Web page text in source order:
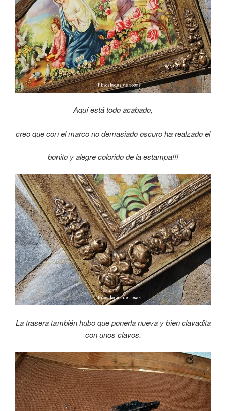
Aquí está todo acabado,
creo que con el marco no demasiado oscuro ha realzado el
bonito y alegre colorido de la estampa!!!
La trasera también hubo que ponerla nueva y bien clavadita
con unos clavos.